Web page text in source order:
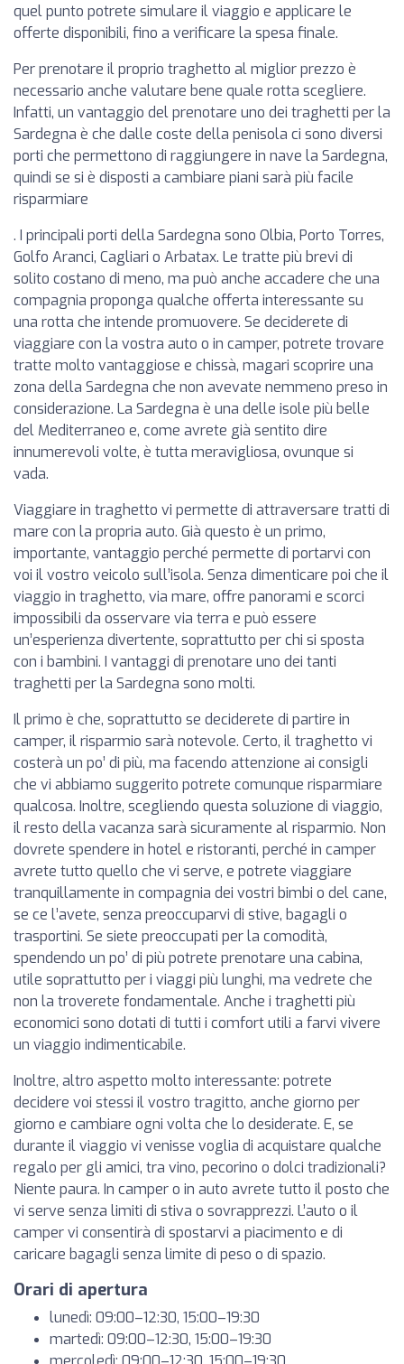
quel punto potrete simulare il viaggio e applicare le
offerte disponibili, fino a verificare la spesa finale.
Per prenotare il proprio traghetto al miglior prezzo è
necessario anche valutare bene quale rotta scegliere.
Infatti, un vantaggio del prenotare uno dei traghetti per la
Sardegna è che dalle coste della penisola ci sono diversi
porti che permettono di raggiungere in nave la Sardegna,
quindi se si è disposti a cambiare piani sarà più facile
risparmiare
. I principali porti della Sardegna sono Olbia, Porto Torres,
Golfo Aranci, Cagliari o Arbatax. Le tratte più brevi di
solito costano di meno, ma può anche accadere che una
compagnia proponga qualche offerta interessante su
una rotta che intende promuovere. Se deciderete di
viaggiare con la vostra auto o in camper, potrete trovare
tratte molto vantaggiose e chissà, magari scoprire una
zona della Sardegna che non avevate nemmeno preso in
considerazione. La Sardegna è una delle isole più belle
del Mediterraneo e, come avrete già sentito dire
innumerevoli volte, è tutta meravigliosa, ovunque si
vada.
Viaggiare in traghetto vi permette di attraversare tratti di
mare con la propria auto. Già questo è un primo,
importante, vantaggio perché permette di portarvi con
voi il vostro veicolo sull’isola. Senza dimenticare poi che il
viaggio in traghetto, via mare, offre panorami e scorci
impossibili da osservare via terra e può essere
un’esperienza divertente, soprattutto per chi si sposta
con i bambini. I vantaggi di prenotare uno dei tanti
traghetti per la Sardegna sono molti.
Il primo è che, soprattutto se deciderete di partire in
camper, il risparmio sarà notevole. Certo, il traghetto vi
costerà un po’ di più, ma facendo attenzione ai consigli
che vi abbiamo suggerito potrete comunque risparmiare
qualcosa. Inoltre, scegliendo questa soluzione di viaggio,
il resto della vacanza sarà sicuramente al risparmio. Non
dovrete spendere in hotel e ristoranti, perché in camper
avrete tutto quello che vi serve, e potrete viaggiare
tranquillamente in compagnia dei vostri bimbi o del cane,
se ce l’avete, senza preoccuparvi di stive, bagagli o
trasportini. Se siete preoccupati per la comodità,
spendendo un po’ di più potrete prenotare una cabina,
utile soprattutto per i viaggi più lunghi, ma vedrete che
non la troverete fondamentale. Anche i traghetti più
economici sono dotati di tutti i comfort utili a farvi vivere
un viaggio indimenticabile.
Inoltre, altro aspetto molto interessante: potrete
decidere voi stessi il vostro tragitto, anche giorno per
giorno e cambiare ogni volta che lo desiderate. E, se
durante il viaggio vi venisse voglia di acquistare qualche
regalo per gli amici, tra vino, pecorino o dolci tradizionali?
Niente paura. In camper o in auto avrete tutto il posto che
vi serve senza limiti di stiva o sovrapprezzi. L’auto o il
camper vi consentirà di spostarvi a piacimento e di
caricare bagagli senza limite di peso o di spazio.
Orari di apertura
lunedì: 09:00–12:30, 15:00–19:30
martedì: 09:00–12:30, 15:00–19:30